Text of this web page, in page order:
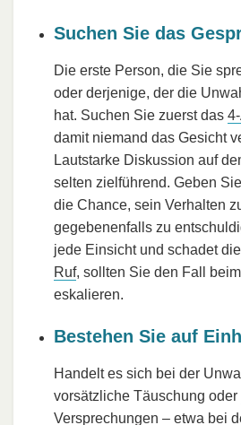
Suchen Sie das
Die erste Person, die Sie
oder derjenige, der die
hat. Suchen Sie zuerst das
damit niemand das Gesicht
Lautstarke Diskussion auf
selten zielführend. Geben
die Chance, sein Verhalten
gegebenenfalls zu
jede Einsicht und schadet
Ruf, sollten Sie den Fall
eskalieren.
Bestehen Sie auf
Handelt es sich bei der
vorsätzliche Täuschung oder
Versprechungen – etwa bei